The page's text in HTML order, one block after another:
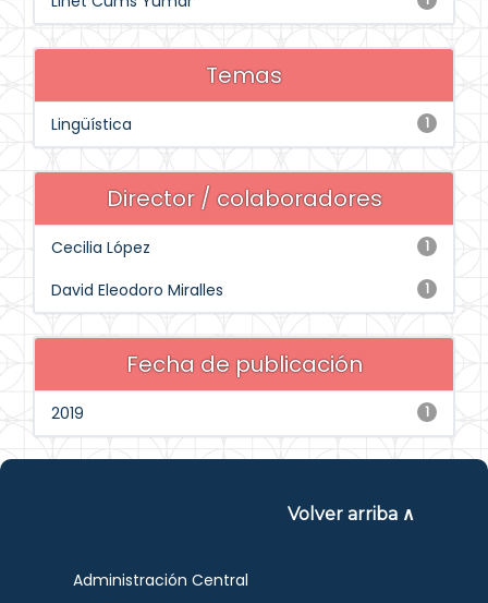
Temas
1
Lingüística
Director / colaboradores
1
Cecilia López
1
David Eleodoro Miralles
Fecha de publicación
1
2019
Volver arriba ∧
Administración Central